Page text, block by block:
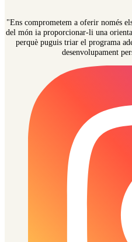
"Ens comprometem a oferir només
del món ia proporcionar-li una
perquè puguis triar el programa
desenvolupament